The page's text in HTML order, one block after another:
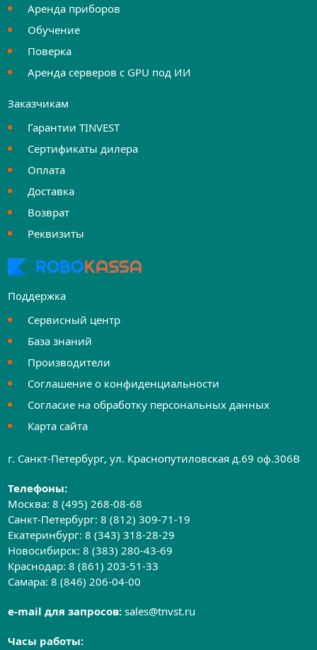
Аренда приборов
Обучение
Поверка
Аренда серверов с GPU под ИИ
Заказчикам
Гарантии TINVEST
Сертификаты дилера
Оплата
Доставка
Возврат
Реквизиты
Поддержка
Сервисный центр
База знаний
Производители
Соглашение о конфиденциальности
Согласие на обработку персональных данных
Карта сайта
г. Санкт-Петербург, ул. Краснопутиловская д.69 оф.306B
Телефоны:
Москва:8 (495) 268-08-68
Санкт-Петербург:8 (812) 309-71-19
Екатеринбург:8 (343) 318-28-29
Новосибирск:8 (383) 280-43-69
Краснодар:8 (861) 203-51-33
Самара:8 (846) 206-04-00
e-mail для запросов:sales@tnvst.ru
Часы работы: